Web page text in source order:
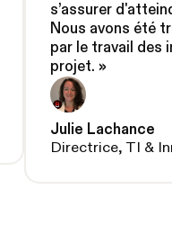
s’assurer
Nous avons été
par le travail des
projet. »
Julie Lachance
Directrice, TI &